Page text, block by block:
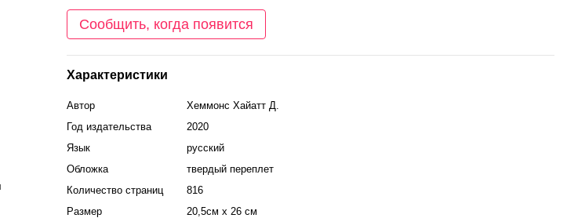
Сообщить, когда появится
Характеристики
Автор
Хеммонс Хайатт Д.
Год издательства
2020
Язык
русский
Обложка
твердый переплет
Количество страниц
816
Размер
20,5см х 26 см